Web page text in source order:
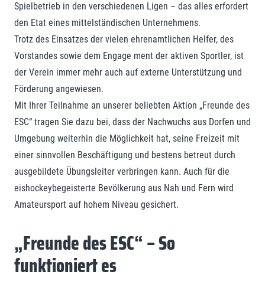
Spielbetrieb in den verschiedenen Ligen – das alles erfordert
den Etat eines mittelständischen Unternehmens.
Trotz des Einsatzes der vielen ehrenamtlichen Helfer, des
Vorstandes sowie dem Engage ment der aktiven Sportler, ist
der Verein immer mehr auch auf externe Unterstützung und
Förderung angewiesen.
Mit Ihrer Teilnahme an unserer beliebten Aktion „Freunde des
ESC“ tragen Sie dazu bei, dass der Nachwuchs aus Dorfen und
Umgebung weiterhin die Möglichkeit hat, seine Freizeit mit
einer sinnvollen Beschäftigung und bestens betreut durch
ausgebildete Übungsleiter verbringen kann. Auch für die
eishockeybegeisterte Bevölkerung aus Nah und Fern wird
Amateursport auf hohem Niveau gesichert.
„Freunde des ESC“ – So
funktioniert es